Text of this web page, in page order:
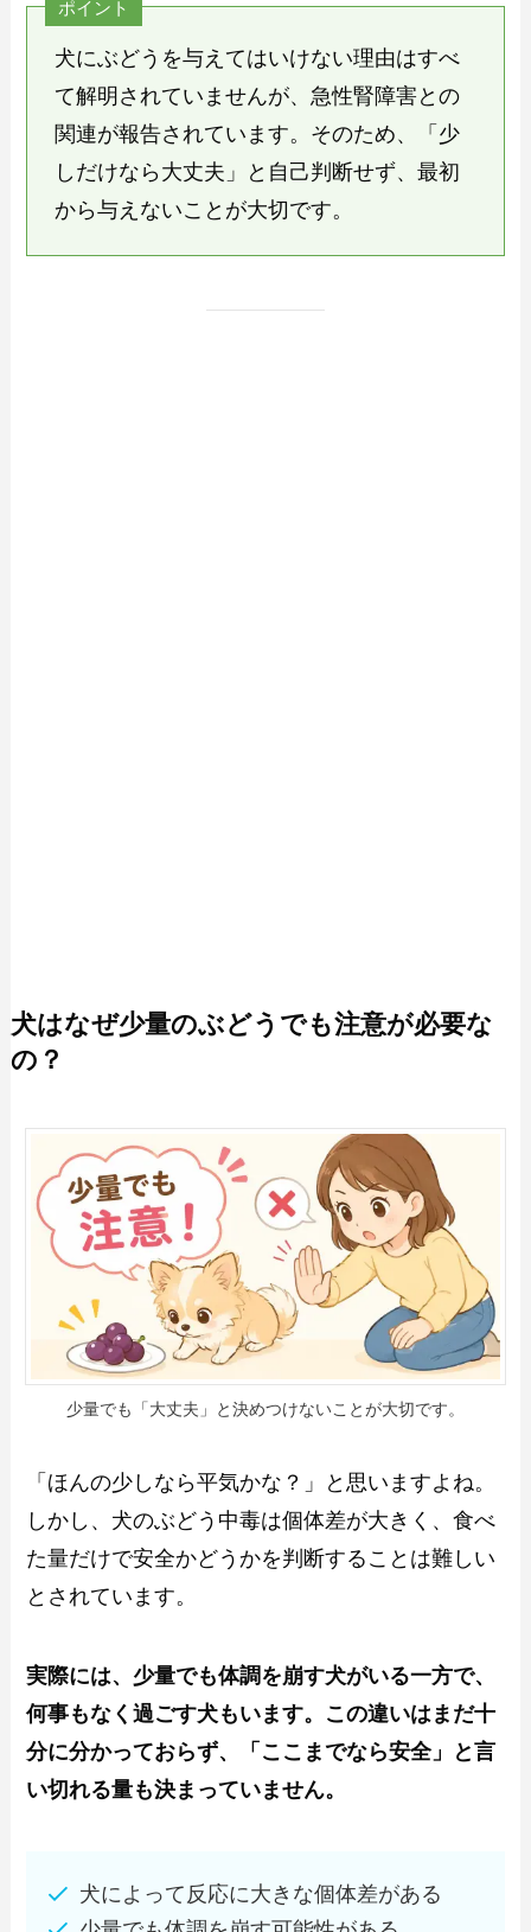
ポイント
犬にぶどうを与えてはいけない理由はすべ
て解明されていませんが、急性腎障害との
関連が報告されています。そのため、「少
しだけなら大丈夫」と自己判断せず、最初
から与えないことが大切です。
犬はなぜ少量のぶどうでも注意が必要な
の？
少量でも「大丈夫」と決めつけないことが大切です。
「ほんの少しなら平気かな？」と思いますよね。
しかし、犬のぶどう中毒は個体差が大きく、食べ
た量だけで安全かどうかを判断することは難しい
とされています。
実際には、少量でも体調を崩す犬がいる一方で、
何事もなく過ごす犬もいます。この違いはまだ十
分に分かっておらず、「ここまでなら安全」と言
い切れる量も決まっていません。
犬によって反応に大きな個体差がある